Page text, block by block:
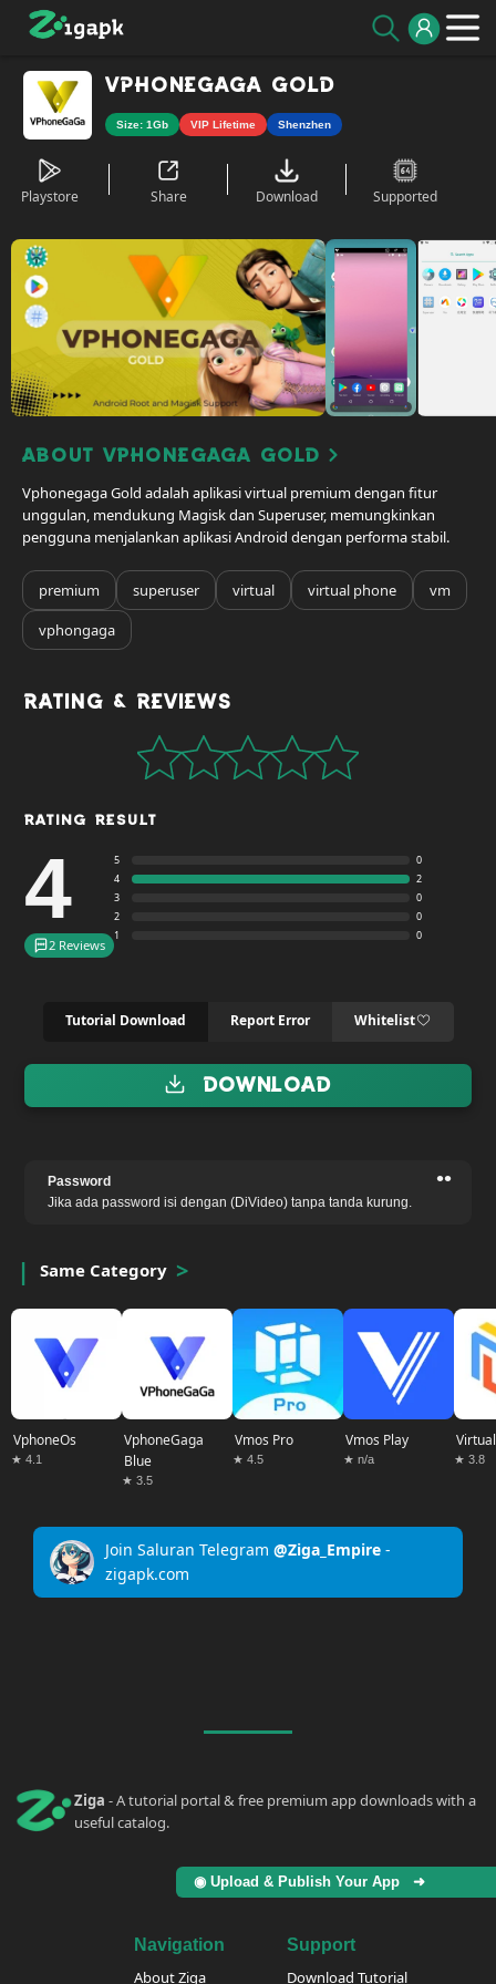
VphoneGaga Gold
Size: 1Gb VIP Lifetime Shenzhen
Playstore Share Download Supported
About VphoneGaga Gold
Vphonegaga Gold adalah aplikasi virtual premium dengan fitur
unggulan, mendukung Magisk dan Superuser, memungkinkan
pengguna menjalankan aplikasi Android dengan performa stabil.
premium superuser virtual virtual phone
vm
vphongaga
Rating & Reviews
Rating Result
4
2 Reviews
5
0
4
2
3
0
2
0
1
0
Tutorial Download Report Error Whitelist
Download
••
Password
Jika ada password isi dengan (DiVideo) tanpa tanda kurung.
Same Category
VphoneOs
★ 4.1
VphoneGaga
Blue
★ 3.5
Vmos Pro
★ 4.5
Vmos Play
★ n/a ★ 3.8
Join Saluran Telegram @Ziga_Empire-
zigapk.com
Ziga - A tutorial portal & free premium app downloads with a
useful catalog.
◉ Upload & Publish Your App ➜
Navigation
About Ziga
Support
Download Tutorial